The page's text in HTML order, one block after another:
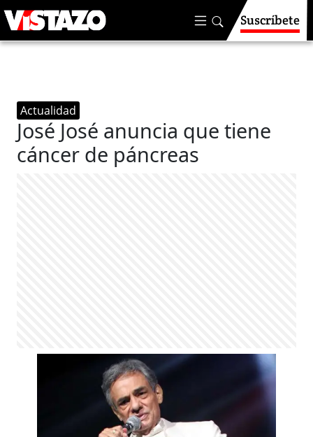
Suscríbete
Actualidad
José José anuncia que tiene
cáncer de páncreas